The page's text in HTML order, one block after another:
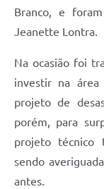
Branco, e
Jeanette Lontra.
Na ocasião foi
investir na
projeto de
porém, para
projeto técnico
sendo
antes.